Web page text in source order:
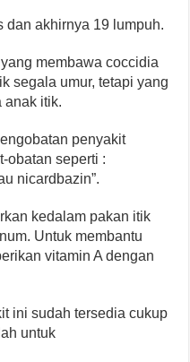
dan akhirnya 19 lumpuh.
membawa coccidia
segala umur, tetapi yang
anak itik.
penyakit
obatan seperti :
nicardbazin”.
kedalam pakan itik
Untuk membantu
vitamin A dengan
ini sudah tersedia cukup
untuk